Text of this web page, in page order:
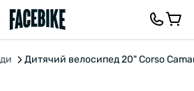
Дитячий велосипед 20" Corso
ВІДГУКИ ТА ЗАПИТАННЯ